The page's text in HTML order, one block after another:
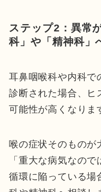
ステップ2：異常
科」や「精神科」
耳鼻咽喉科や内科で
診断された場合、ヒ
可能性が高くなりま
喉の症状そのものが
「重大な病気なの
循環に陥っている場